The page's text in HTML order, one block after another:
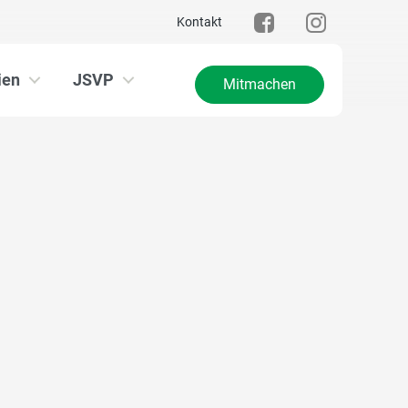
Kontakt
JSVP Mitmachen